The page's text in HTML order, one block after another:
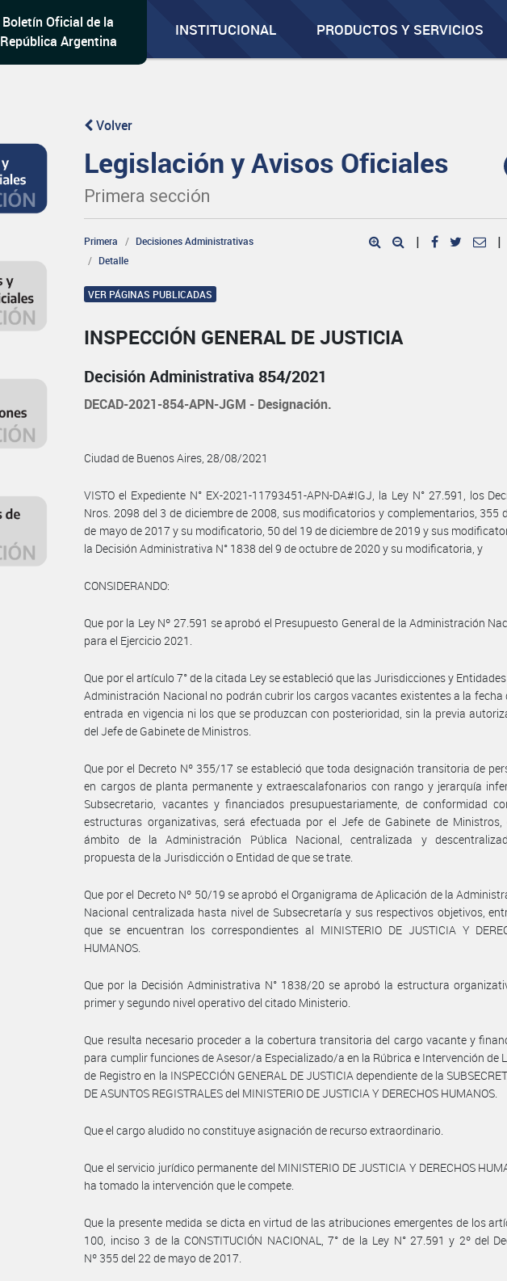
Boletín Oficial de la
República Argentina
INSTITUCIONAL PRODUCTOS Y SERVICIOS
Volver
Legislación y Avisos Oficiales
Primera sección
Primera
Decisiones Administrativas
Detalle
| |
VER PÁGINAS PUBLICADAS
INSPECCIÓN GENERAL DE JUSTICIA
Decisión Administrativa 854/2021
DECAD-2021-854-APN-JGM - Designación.
Ciudad de Buenos Aires, 28/08/2021
VISTO el Expediente N° EX-2021-11793451-APN-DA#IGJ, la Ley N° 27.591, los
Nros. 2098 del 3 de diciembre de 2008, sus modificatorios y complementarios, 355
de mayo de 2017 y su modificatorio, 50 del 19 de diciembre de 2019 y sus
la Decisión Administrativa N° 1838 del 9 de octubre de 2020 y su modificatoria, y
CONSIDERANDO:
Que por la Ley Nº 27.591 se aprobó el Presupuesto General de la Administración
para el Ejercicio 2021.
Que por el artículo 7° de la citada Ley se estableció que las Jurisdicciones y
Administración Nacional no podrán cubrir los cargos vacantes existentes a la fecha
entrada en vigencia ni los que se produzcan con posterioridad, sin la previa
del Jefe de Gabinete de Ministros.
Que por el Decreto Nº 355/17 se estableció que toda designación transitoria de
en cargos de planta permanente y extraescalafonarios con rango y jerarquía
Subsecretario, vacantes y financiados presupuestariamente, de conformidad
estructuras organizativas, será efectuada por el Jefe de Gabinete de Ministros,
ámbito de la Administración Pública Nacional, centralizada y
propuesta de la Jurisdicción o Entidad de que se trate.
Que por el Decreto Nº 50/19 se aprobó el Organigrama de Aplicación de la
Nacional centralizada hasta nivel de Subsecretaría y sus respectivos objetivos,
que se encuentran los correspondientes al MINISTERIO DE JUSTICIA Y
HUMANOS.
Que por la Decisión Administrativa N° 1838/20 se aprobó la estructura
primer y segundo nivel operativo del citado Ministerio.
Que resulta necesario proceder a la cobertura transitoria del cargo vacante y
para cumplir funciones de Asesor/a Especializado/a en la Rúbrica e Intervención de
de Registro en la INSPECCIÓN GENERAL DE JUSTICIA dependiente de la
DE ASUNTOS REGISTRALES del MINISTERIO DE JUSTICIA Y DERECHOS HUMANOS.
Que el cargo aludido no constituye asignación de recurso extraordinario.
Que el servicio jurídico permanente del MINISTERIO DE JUSTICIA Y DERECHOS
ha tomado la intervención que le compete.
Que la presente medida se dicta en virtud de las atribuciones emergentes de los
100, inciso 3 de la CONSTITUCIÓN NACIONAL, 7° de la Ley N° 27.591 y 2º del
Nº 355 del 22 de mayo de 2017.